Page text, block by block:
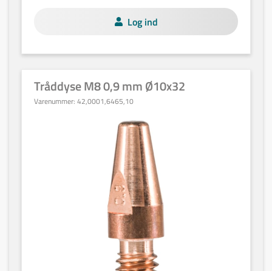
Log ind
Tråddyse M8 0,9 mm Ø10x32
Varenummer: 42,0001,6465,10